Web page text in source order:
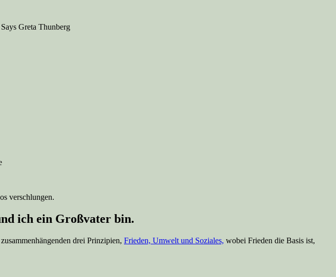
Says Greta Thunberg
verschlungen.
ich ein Großvater bin.
drei Prinzipien, Frieden, Umwelt und Soziales, wobei Frieden die Basis ist,